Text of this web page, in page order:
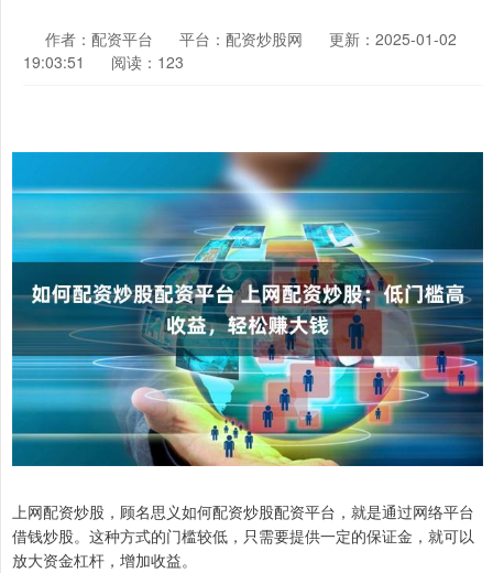
作者：配资平台 平台：配资炒股网
更新：2025-01-02
19:03:51
阅读：123
上网配资炒股，顾名思义如何配资炒股配资平台，就是通过网络平台
借钱炒股。这种方式的门槛较低，只需要提供一定的保证金，就可以
放大资金杠杆，增加收益。